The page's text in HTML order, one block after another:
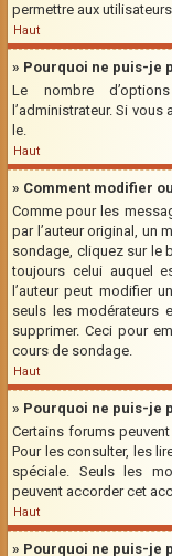
permettre aux
Haut
» Pourquoi ne puis-je
Le nombre
l’administrateur. Si
le.
Haut
» Comment modifier
Comme pour les
par l’auteur original, un
sondage, cliquez sur le
toujours celui auquel
l’auteur peut modifier
seuls les modérateurs
supprimer. Ceci pour
cours de sondage.
Haut
» Pourquoi ne puis-je
Certains forums
Pour les consulter, les
spéciale. Seuls les
peuvent accorder cet
Haut
» Pourquoi ne puis-je